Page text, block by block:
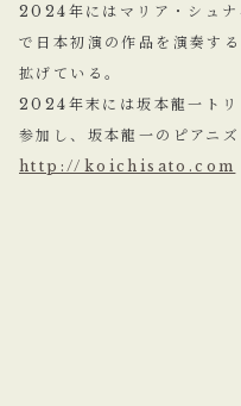
2024年にはマリア・シュナ
で日本初演の作品を演奏す
拡げている。
2024年末には坂本龍一トリ
参加し、坂本龍一のピアニズ
http://koichisato.com